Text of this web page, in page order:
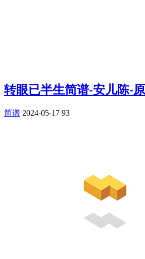
转眼已半生简谱-安儿陈-
简谱 2024-05-17 93